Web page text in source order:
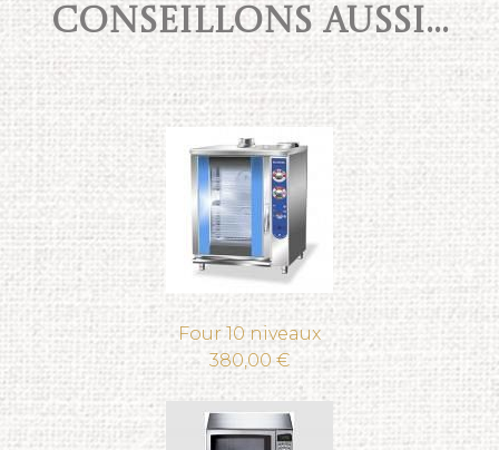
CONSEILLONS AUSSI...
Four 10 niveaux
380,00 €